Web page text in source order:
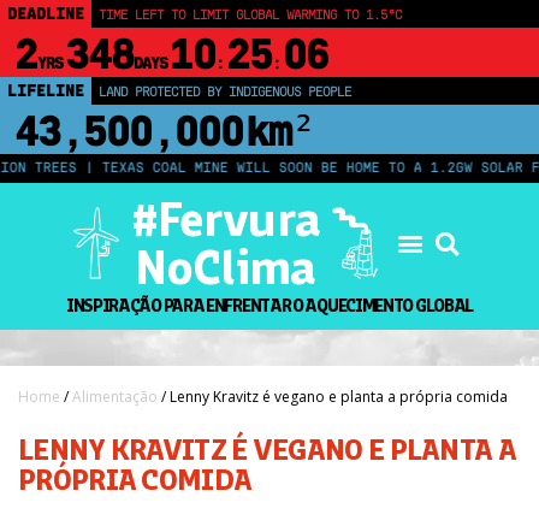
DEADLINE TIME LEFT TO LIMIT GLOBAL WARMING TO 1.5°C
2YRS348DAYS 10: 25: 05
LIFELINE LAND PROTECTED BY INDIGENOUS PEOPLE
43,500,000km²
| TEXAS COAL MINE WILL SOON BE HOME TO A 1.2GW SOLAR
#Fervura
NoClima
INSPIRAÇÃO PARA ENFRENTAR O AQUECIMENTO GLOBAL
Home /Alimentação / Lenny Kravitz é vegano e planta a própria comida
LENNY KRAVITZ É VEGANO E PLANTA A
PRÓPRIA COMIDA